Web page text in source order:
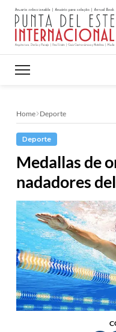
Home Deporte
Deporte
Medallas de
nadadores